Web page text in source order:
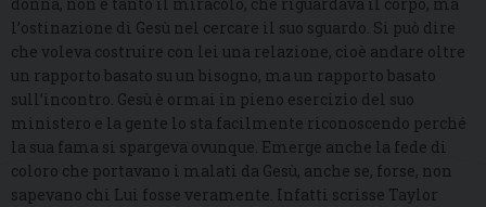
l’ostinazione di Gesù nel cercare il suo sguardo. Si può dire
che voleva costruire con lei una relazione, cioè andare oltre
un rapporto basato su un bisogno, ma un rapporto basato
sull’incontro. Gesù è ormai in pieno esercizio del suo
ministero e la gente lo sta facilmente riconoscendo perché
la sua fama si spargeva ovunque. Emerge anche la fede di
coloro che portavano i malati da Gesù, anche se, forse, non
sapevano chi Lui fosse veramente. Infatti scrisse Taylor